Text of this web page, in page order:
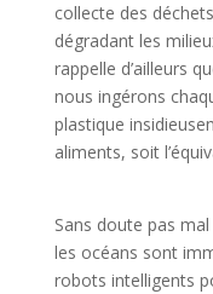
collecte des
dégradant les
rappelle d’ailleurs
nous ingérons
plastique
aliments, soit
Sans doute pas
les océans sont
robots intelligents